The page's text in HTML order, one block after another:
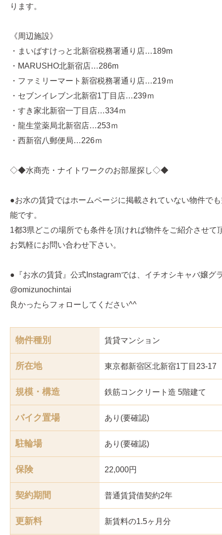
ります。
《周辺施設》
・まいばすけっと北新宿税務署通り店…189m
・MARUSHO北新宿店…286m
・ファミリーマート新宿税務署通り店…219ｍ
・セブンイレブン北新宿1丁目店…239ｍ
・すき家北新宿一丁目店…334ｍ
・龍生堂薬局北新宿店…253ｍ
・西新宿八郵便局…226ｍ
◇◆水商売・ナイトワークのお部屋探し◇◆
●お水の賃貸ではホームページに掲載されていない物件で
能です。
1都3県どこの場所でも条件を頂ければ物件をご紹介させて
お気軽にお問い合わせ下さい。
●『お水の賃貸』公式Instagramでは、イチオシキャバ嬢グ
@omizunochintai
良かったらフォローしてください^^
物件種別 賃貸マンション
所在地 東京都新宿区北新宿1丁目23-17
規模・構造 鉄筋コンクリート造 5階建て
バイク置場 あり(要確認)
駐輪場 あり(要確認)
保険 22,000円
契約期間 普通賃貸借契約2年
更新料 新賃料の1.5ヶ月分